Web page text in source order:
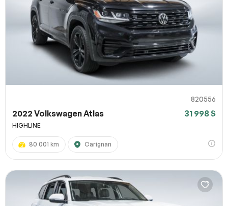
820556
2022 Volkswagen Atlas 31 998 $
HIGHLINE
80 001 km Carignan